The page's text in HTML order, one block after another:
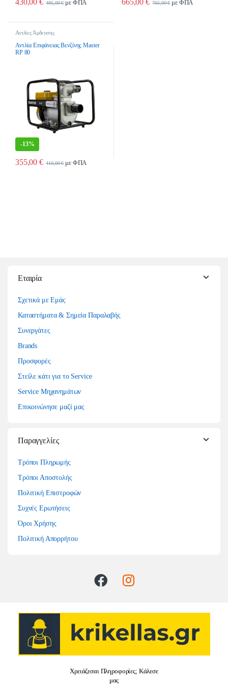
495,00€με ΦΠΑ 765,00€με ΦΠΑ
Αντλίες Άρδευσης
Αντλία Επιφάνειας Βενζίνης Master
RP 80
-13%
355,00€ 410,00€με ΦΠΑ
Εταιρία
Σχετικά με Εμάς
Καταστήματα & Σημεία Παραλαβής
Συνεργάτες
Brands
Προσφορές
Στείλε κάτι για το Service
Service Μηχανημάτων
Επικοινώνησε μαζί μας
Παραγγελίες
Τρόποι Πληρωμής
Τρόποι Αποστολής
Πολιτική Επιστροφών
Συχνές Ερωτήσεις
Όροι Χρήσης
Πολιτική Απορρήτου
Χρειάζεσαι Πληροφορίες; Κάλεσε
μας